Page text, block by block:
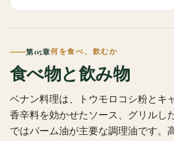
第05章何を食べ、飲むか
食べ物と飲み物
ベナン料理は、トウモロコシ粉とキ
香辛料を効かせたソース、グリルし
ではパーム油が主要な調理油です。